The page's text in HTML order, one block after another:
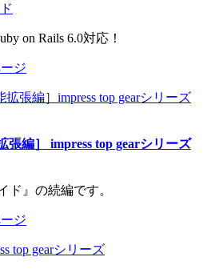
on Rails 6.0対応！
ジ
編］ impress top gearシリーズ
ド』の続編です。
ジ